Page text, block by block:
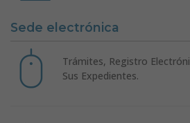
Sede electrónica
Trámites, Registro
Sus Expedientes.